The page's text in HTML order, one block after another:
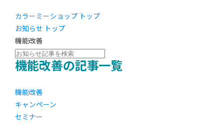
カラーミーショップ トップ
お知らせ トップ
機能改善
機能改善の記事一覧
機能改善
キャンペーン
セミナー